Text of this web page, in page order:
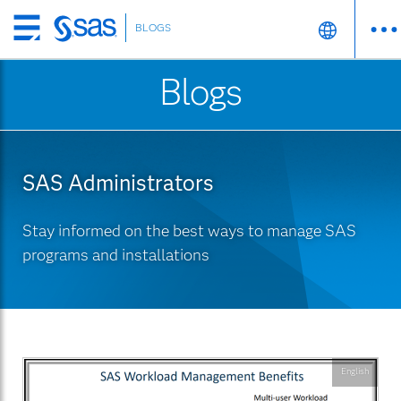
Skip
to
BLOGS
Blogs
SAS Administrators
Stay informed on the best ways to manage SAS
programs and installations
English